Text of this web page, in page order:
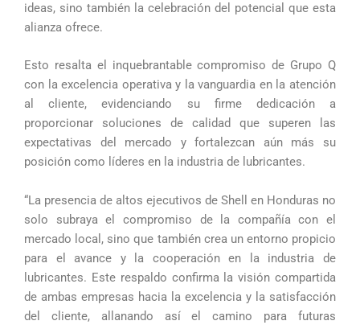
ideas, sino también la celebración del potencial que esta
alianza ofrece.
Esto resalta el inquebrantable compromiso de Grupo Q
con la excelencia operativa y la vanguardia en la atención
al cliente, evidenciando su firme dedicación a
proporcionar soluciones de calidad que superen las
expectativas del mercado y fortalezcan aún más su
posición como líderes en la industria de lubricantes.
“La presencia de altos ejecutivos de Shell en Honduras no
solo subraya el compromiso de la compañía con el
mercado local, sino que también crea un entorno propicio
para el avance y la cooperación en la industria de
lubricantes. Este respaldo confirma la visión compartida
de ambas empresas hacia la excelencia y la satisfacción
del cliente, allanando así el camino para futuras